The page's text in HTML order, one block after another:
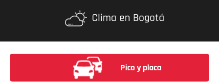
Clima en Bogotá
Pico y placa